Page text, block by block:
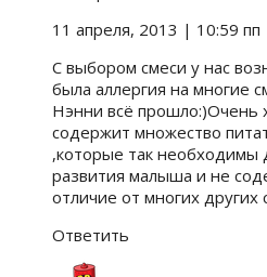
11 апреля, 2013 | 10:59 пп
С выбором смеси у нас
была аллергия на многие
Нэнни всё прошло:)Очень
содержит множество
,которые так необходимы
развития малыша и не
отличие от многих других
Ответить